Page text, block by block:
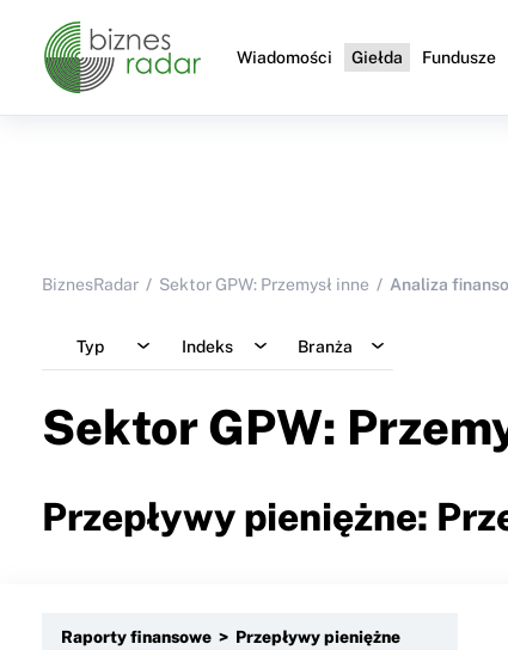
Wiadomości Giełda Fundusze
BiznesRadar Sektor GPW: Przemysł inne Analiza
Typ Indeks Branża
Sektor GPW:
Przepływy pieniężne:
Raporty finansowe > Przepływy pieniężne